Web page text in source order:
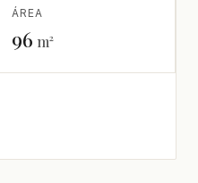
ÁREA
96 m²